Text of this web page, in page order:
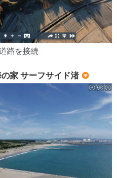
路を接続
家 サーフサイド渚